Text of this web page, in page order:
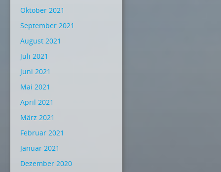
Oktober 2021
September 2021
August 2021
Juli 2021
Juni 2021
Mai 2021
April 2021
März 2021
Februar 2021
Januar 2021
Dezember 2020